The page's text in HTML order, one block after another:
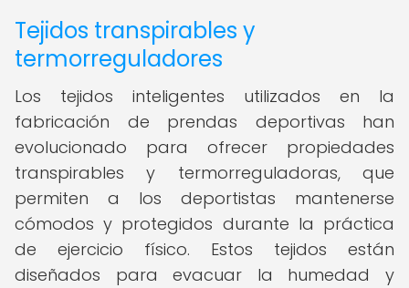
Tejidos transpirables y
termorreguladores
Los tejidos inteligentes utilizados en la
fabricación de prendas deportivas han
evolucionado para ofrecer propiedades
transpirables y termorreguladoras, que
permiten a los deportistas mantenerse
cómodos y protegidos durante la práctica
de ejercicio físico. Estos tejidos están
diseñados para evacuar la humedad y